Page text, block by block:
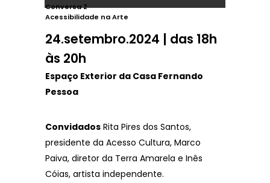
Conversa 2
Acessibilidade na Arte
24.setembro.2024 | das 18h
às 20h
Espaço Exterior da Casa Fernando
Pessoa
Convidados Rita Pires dos Santos,
presidente da Acesso Cultura, Marco
Paiva, diretor da Terra Amarela e Inês
Cóias, artista independente.